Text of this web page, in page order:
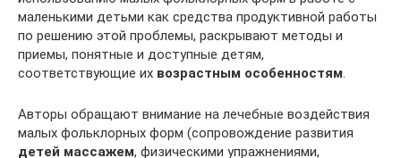
маленькими детьми как средства продуктивной работы
по решению этой проблемы, раскрывают методы и
приемы, понятные и доступные детям,
соответствующие их возрастным особенностям.
Авторы обращают внимание на лечебные воздействия
малых фольклорных форм (сопровождение развития
детей массажем, физическими упражнениями,